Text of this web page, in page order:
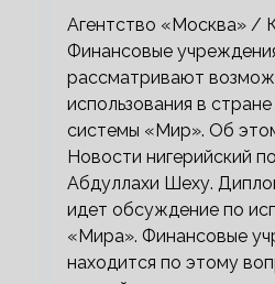
Агентство «Москва» /
Финансовые
рассматривают
использования в
системы «Мир». Об
Новости нигерийский
Абдуллахи Шеху.
идет обсуждение по
«Мира». Финансовые
находится по этому